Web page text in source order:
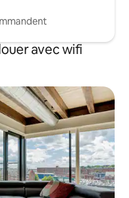
avec wifi